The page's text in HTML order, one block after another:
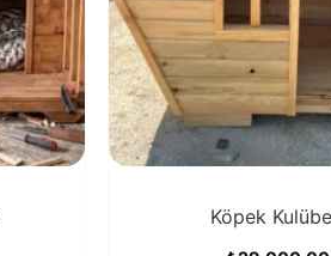
Köpek